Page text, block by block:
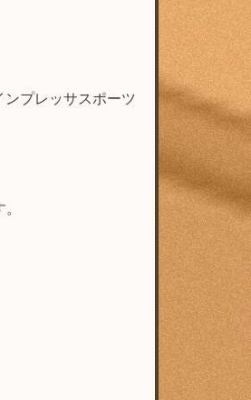
プレッサスポーツ